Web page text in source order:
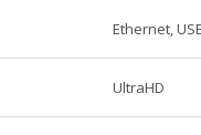
Ethernet,
UltraHD